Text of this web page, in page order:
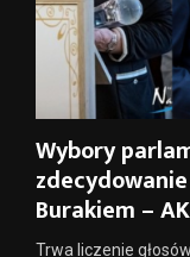
Wybory
Burakiem –
Trwa liczenie